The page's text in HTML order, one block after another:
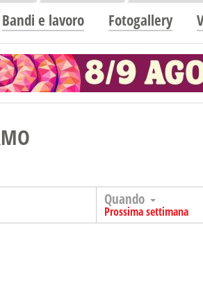
Bandi e lavoro Fotogallery
Quando
Prossima settimana